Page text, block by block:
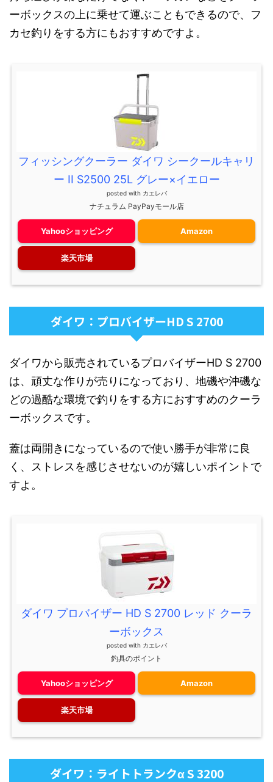
ーボックスの上に乗せて運ぶこともできるので、フ
カセ釣りをする方にもおすすめですよ。
フィッシングクーラー ダイワ シークールキャリ
ー II S2500 25L グレー×イエロー
posted with カエレバ
ナチュラム PayPayモール店
Yahooショッピング Amazon
楽天市場
ダイワ：プロバイザーHD S 2700
ダイワから販売されているプロバイザーHD S 2700
は、頑丈な作りが売りになっており、地磯や沖磯な
どの過酷な環境で釣りをする方におすすめのクーラ
ーボックスです。
蓋は両開きになっているので使い勝手が非常に良
く、ストレスを感じさせないのが嬉しいポイントで
すよ。
ダイワ プロバイザー HD S 2700 レッド クーラ
ーボックス
posted with カエレバ
釣具のポイント
Yahooショッピング Amazon
楽天市場
ダイワ：ライトトランクα S 3200